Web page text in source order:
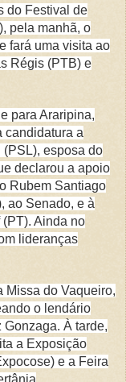
do Festival de
pela manhã, o
fará uma visita ao
Régis (PTB) e
para Araripina,
candidatura a
esposa do
declarou a apoio
Rubem Santiago
ao Senado, e à
Ainda no
lideranças
Missa do Vaqueiro,
o lendário
À tarde,
a Exposição
e a Feira